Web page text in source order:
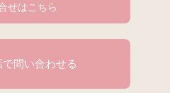
せはこちら
で問い合わせる